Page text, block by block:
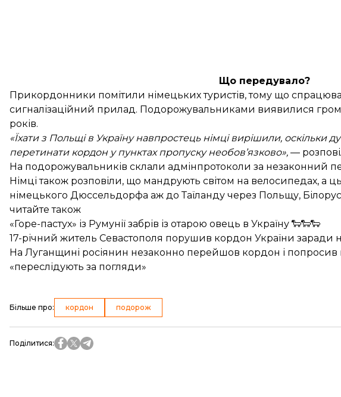
Що передувало?
Прикордонники помітили німецьких туристів, тому що
сигналізаційний прилад. Подорожувальниками виявилися
років.
«Їхати з Польщі в Україну навпростець німці вирішили, оскільки
перетинати кордон у пунктах пропуску необов’язково», —
На подорожувальників склали адмінпротоколи за незаконний
Німці також розповіли, що мандрують світом на велосипедах, а
німецького Дюссельдорфа аж до Таїланду через Польщу,
читайте також
«Горе-пастух» із Румунії забрів із отарою овець в Україну 🐑🐑🐑
17-річний житель Севастополя порушив кордон України заради
На Луганщині росіянин незаконно перейшов кордон і попросив
«переслідують за погляди»
Більше про: кордон подорож
Поділитися: